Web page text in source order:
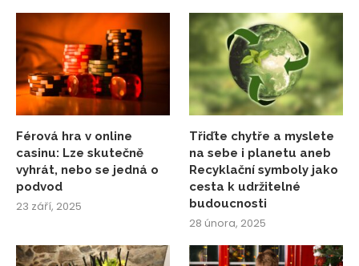
Férová hra v online
casinu: Lze skutečně
vyhrát, nebo se jedná o
podvod
23 září, 2025
Třiďte chytře a myslete
na sebe i planetu aneb
Recyklační symboly jako
cesta k udržitelné
budoucnosti
28 února, 2025